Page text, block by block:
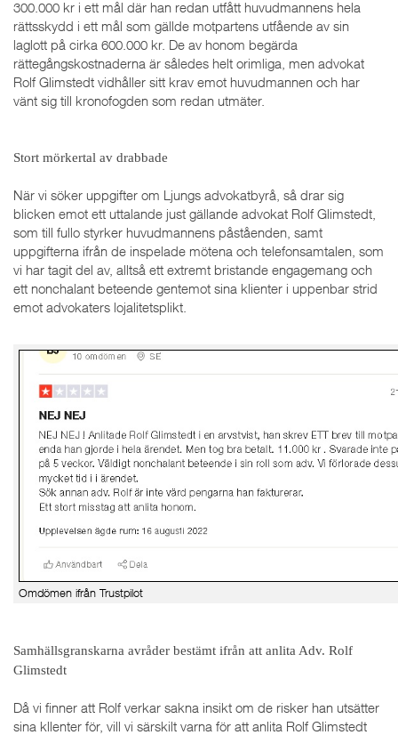
300.000 kr i ett mål där han redan utfått huvudmannens hela
rättsskydd i ett mål som gällde motpartens utfående av sin
laglott på cirka 600.000 kr. De av honom begärda
rättegångskostnaderna är således helt orimliga, men advokat
Rolf Glimstedt vidhåller sitt krav emot huvudmannen och har
vänt sig till kronofogden som redan utmäter.
Stort mörkertal av drabbade
När vi söker uppgifter om Ljungs advokatbyrå, så drar sig
blicken emot ett uttalande just gällande advokat Rolf Glimstedt,
som till fullo styrker huvudmannens påståenden, samt
uppgifterna ifrån de inspelade mötena och telefonsamtalen, som
vi har tagit del av, alltså ett extremt bristande engagemang och
ett nonchalant beteende gentemot sina klienter i uppenbar strid
emot advokaters lojalitetsplikt.
Omdömen ifrån Trustpilot
Samhällsgranskarna avråder bestämt ifrån att anlita Adv. Rolf
Glimstedt
Då vi finner att Rolf verkar sakna insikt om de risker han utsätter
sina kllenter för, vill vi särskilt varna för att anlita Rolf Glimstedt